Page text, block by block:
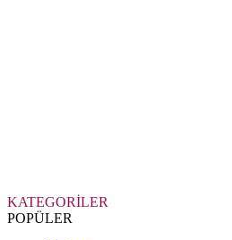
KATEGORİLER
POPÜLER